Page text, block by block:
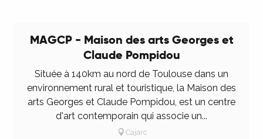
À l’occasion du 140e anniversaire des relations
diplomatiques entre la France et la Corée, le
Musée Champollion - Les Écritures du Monde de
Figeac et le National Museum of...
MAGCP - Maison des arts Georges et
Claude Pompidou
Située à 140km au nord de Toulouse dans un
environnement rural et touristique, la Maison des
arts Georges et Claude Pompidou, est un centre
d'art contemporain qui associe un...
Cajarc
2
SEPT.